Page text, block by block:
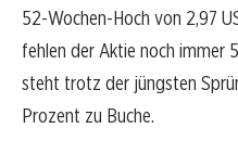
52-Wochen-Hoch von 2,97
fehlen der Aktie noch immer
steht trotz der jüngsten
Prozent zu Buche.